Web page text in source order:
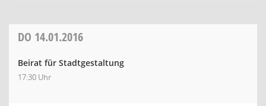
DO 14.01.2016
Beirat für Stadtgestaltung
17:30 Uhr